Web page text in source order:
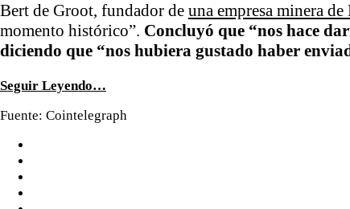
Bert de Groot, fundador de una empresa minera
momento histórico”. Concluyó que “nos hace
diciendo que “nos hubiera gustado haber
Seguir Leyendo…
Fuente: Cointelegraph